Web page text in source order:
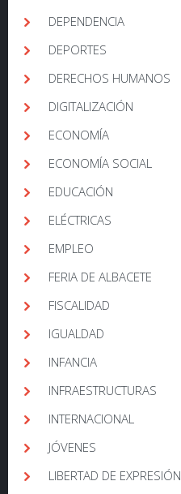
DEPENDENCIA
DEPORTES
DERECHOS HUMANOS
DIGITALIZACIÓN
ECONOMÍA
ECONOMÍA SOCIAL
EDUCACIÓN
ELÉCTRICAS
EMPLEO
FERIA DE ALBACETE
FISCALIDAD
IGUALDAD
INFANCIA
INFRAESTRUCTURAS
INTERNACIONAL
JÓVENES
LIBERTAD DE EXPRESIÓN